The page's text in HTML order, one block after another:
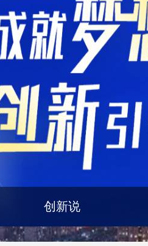
天津科技70年成就视频展专题